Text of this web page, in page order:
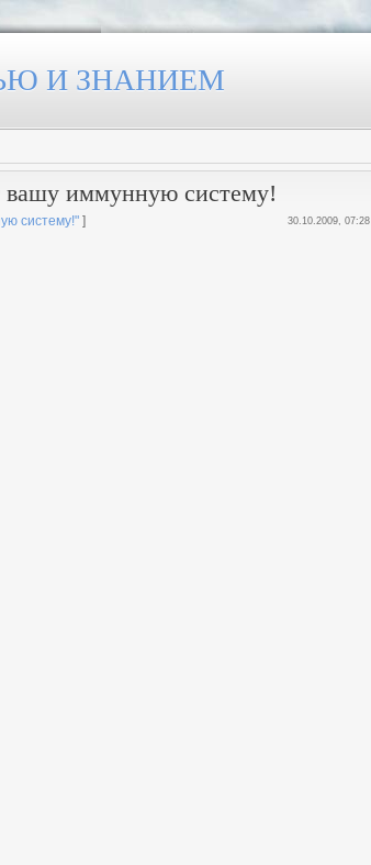
И ЗНАНИЕМ
вашу иммунную систему!
систему!" ] 30.10.2009, 07:28